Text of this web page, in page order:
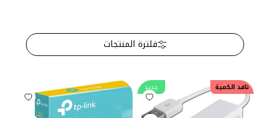
فلترة المنتجات
جديد نافد الكمية